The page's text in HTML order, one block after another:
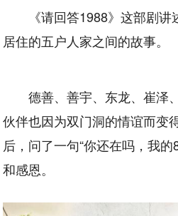
《请回答1988》这部剧
居住的五户人家之间的故事。
德善、善宇、东龙、崔泽
伙伴也因为双门洞的情谊而变
后，问了一句“你还在吗，我
和感恩。